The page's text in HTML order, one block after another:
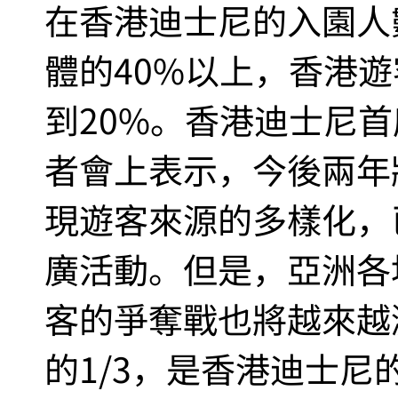
在香港迪士尼的入園
體的40%以上，香港
到20%。香港迪士尼
者會上表示，今後兩
現遊客來源的多樣化
廣活動。但是，亞洲
客的爭奪戰也將越來
的1/3，是香港迪士尼